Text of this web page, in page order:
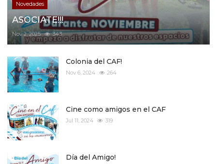
Novedades
ASOCIATE!!!
Nov 2, 2025 343
Colonia del CAF!
Nov 6, 2024 264
Cine como amigos en el CAF
Jul 11, 2024 319
Día del Amigo!